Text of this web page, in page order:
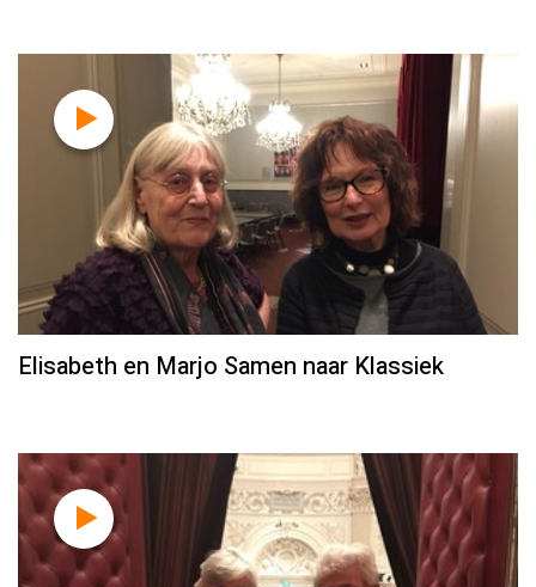
Elisabeth en Marjo Samen naar Klassiek